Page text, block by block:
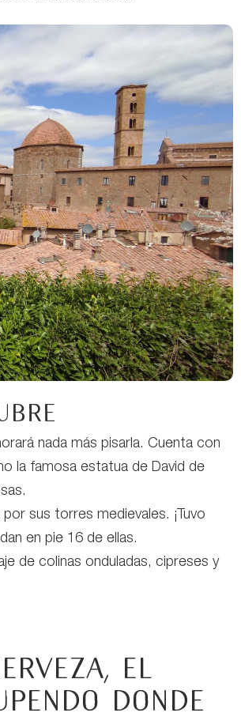
nada más pisarla. Cuenta con
la famosa estatua de David de
sus torres medievales. ¡Tuvo
en pie 16 de ellas.
de colinas onduladas, cipreses y
el
donde